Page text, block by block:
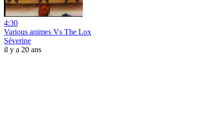
4:30
Various animes Vs The Lox
Séverine
il y a 20 ans